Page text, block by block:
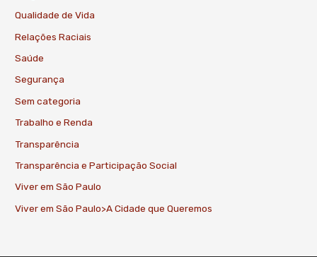
Qualidade de Vida
Relações Raciais
Saúde
Segurança
Sem categoria
Trabalho e Renda
Transparência
Transparência e Participação Social
Viver em São Paulo
Viver em São Paulo>A Cidade que Queremos